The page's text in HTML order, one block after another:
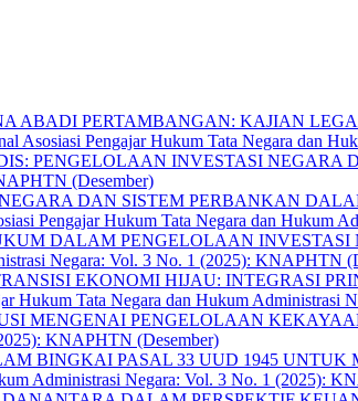
ABADI PERTAMBANGAN: KAJIAN
Asosiasi Pengajar Hukum Tata Negara dan
PENGELOLAAN INVESTASI NEGARA
(Desember)
DAN SISTEM PERBANKAN
Pengajar Hukum Tata Negara dan Hukum
DALAM PENGELOLAAN
Negara: Vol. 3 No. 1 (2025): KNAPHTN
EKONOMI HIJAU: INTEGRASI
Hukum Tata Negara dan Hukum
MENGENAI PENGELOLAAN
KNAPHTN (Desember)
BINGKAI PASAL 33 UUD 1945
Administrasi Negara: Vol. 3 No. 1 (2025):